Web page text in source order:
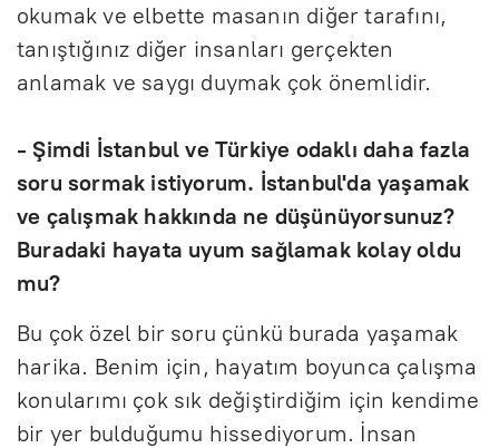
okumak ve elbette masanın diğer tarafını,
tanıştığınız diğer insanları gerçekten
anlamak ve saygı duymak çok önemlidir.
- Şimdi İstanbul ve Türkiye odaklı daha fazla
soru sormak istiyorum. İstanbul'da yaşamak
ve çalışmak hakkında ne düşünüyorsunuz?
Buradaki hayata uyum sağlamak kolay oldu
mu?
Bu çok özel bir soru çünkü burada yaşamak
harika. Benim için, hayatım boyunca çalışma
konularımı çok sık değiştirdiğim için kendime
bir yer bulduğumu hissediyorum. İnsan